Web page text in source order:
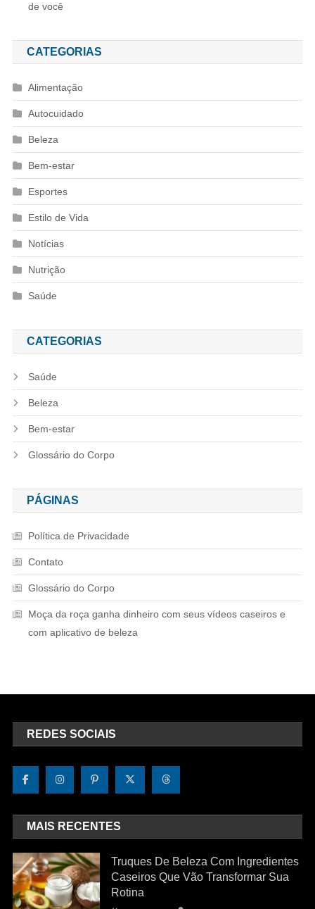
de você
CATEGORIAS
Alimentação
Autocuidado
Beleza
Bem-estar
Esportes
Estilo de Vida
Notícias
Nutrição
Saúde
CATEGORIAS
Saúde
Beleza
Bem-estar
Glossário do Corpo
PÁGINAS
Política de Privacidade
Contato
Glossário do Corpo
Moça da roça ganha dinheiro com seus vídeos caseiros e
com aplicativo de beleza
REDES SOCIAIS
MAIS RECENTES
Truques De Beleza Com Ingredientes
Caseiros Que Vão Transformar Sua
Rotina